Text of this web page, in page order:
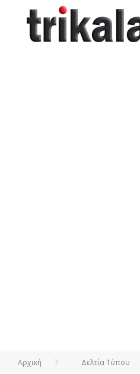
Αρχική Δελτία Τύπου